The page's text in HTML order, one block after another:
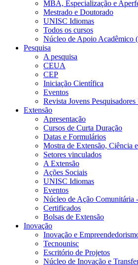
MBA, Especialização e
Mestrado e Doutorado
UNISC Idiomas
Todos os cursos
Núcleo de Apoio
Pesquisa
A pesquisa
CEUA
CEP
Iniciação Científica
Eventos
Revista Jovens
Extensão
Apresentação
Cursos de Curta Duração
Datas e Formulários
Mostra de Extensão, Ciência
Setores vinculados
A Extensão
Ações Sociais
UNISC Idiomas
Eventos
Núcleo de Ação Comunitária
Certificados
Bolsas de Extensão
Inovação
Inovação e
Tecnounisc
Escritório de Projetos
Núcleo de Inovação e